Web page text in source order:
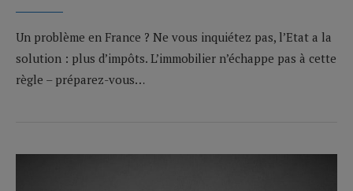
Un problème en France ? Ne vous inquiétez pas, l’Etat a la
solution : plus d’impôts. L’immobilier n’échappe pas à cette
règle – préparez-vous…